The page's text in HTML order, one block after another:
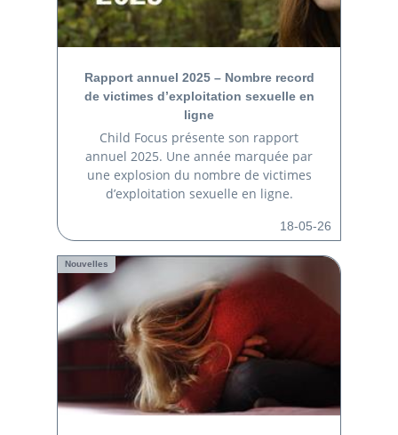
Rapport annuel 2025 – Nombre record
de victimes d’exploitation sexuelle en
ligne
Child Focus présente son rapport
annuel 2025. Une année marquée par
une explosion du nombre de victimes
d’exploitation sexuelle en ligne.
18-05-26
Nouvelles